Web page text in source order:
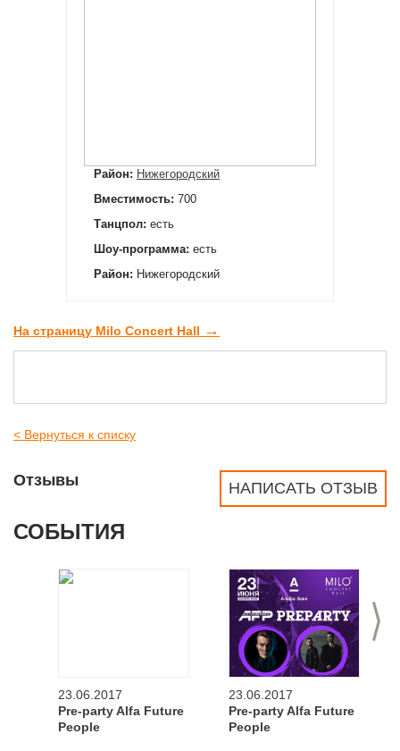
Район: Нижегородский
Вместимость: 700
Танцпол: есть
Шоу-программа: есть
Район: Нижегородский
На страницу Milo Concert Hall →
< Вернуться к списку
НАПИСАТЬ ОТЗЫВ
Отзывы
СОБЫТИЯ
>
23.06.2017
Pre-party Alfa Future
People
23.06.2017
Pre-party Alfa Future
People